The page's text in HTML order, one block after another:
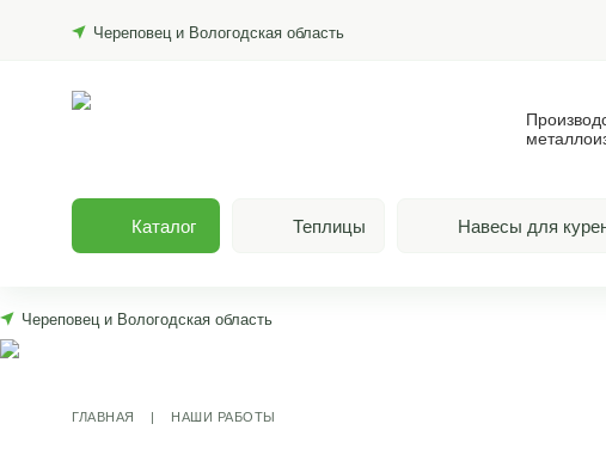
Череповец и Вологодская область
Каталог Теплицы Навесы для
Череповец и Вологодская область
ГЛАВНАЯ | НАШИ РАБОТЫ